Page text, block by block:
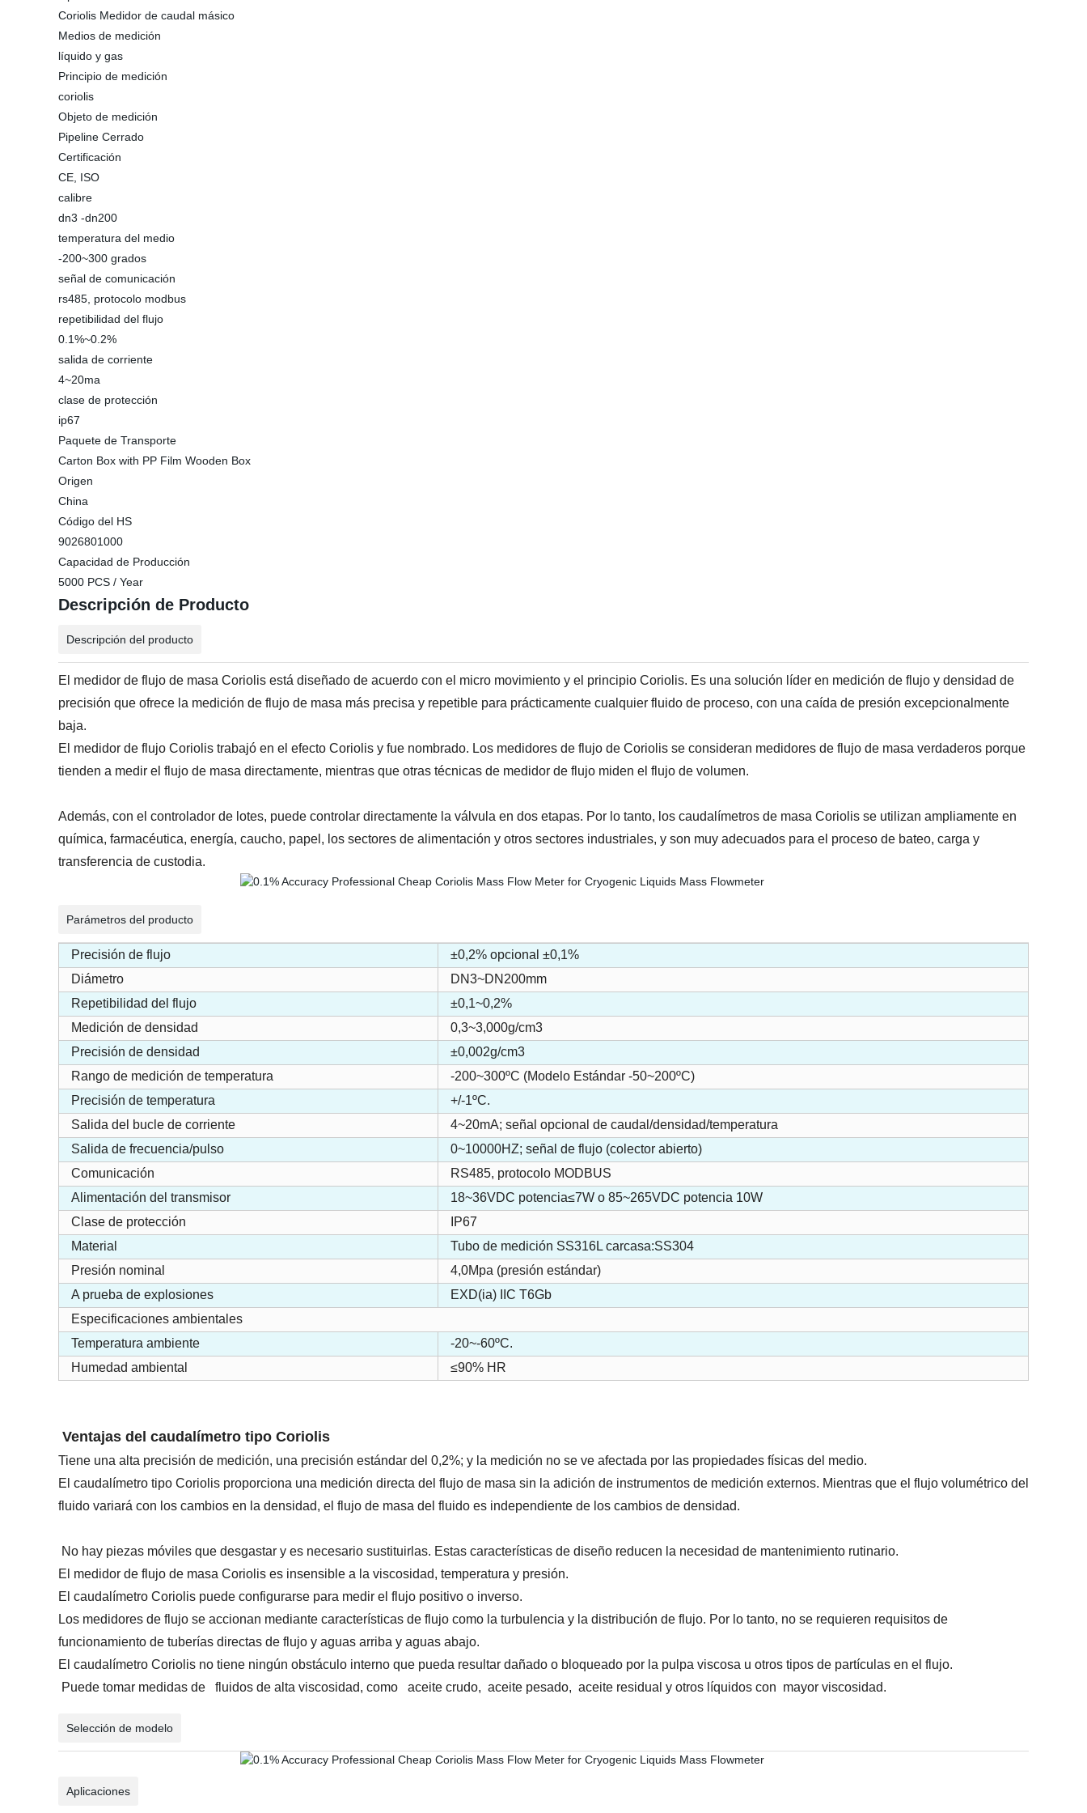
Coriolis Medidor de caudal másico
Medios de medición
líquido y gas
Principio de medición
coriolis
Objeto de medición
Pipeline Cerrado
Certificación
CE, ISO
calibre
dn3 -dn200
temperatura del medio
-200~300 grados
señal de comunicación
rs485, protocolo modbus
repetibilidad del flujo
0.1%~0.2%
salida de corriente
4~20ma
clase de protección
ip67
Paquete de Transporte
Carton Box with PP Film Wooden Box
Origen
China
Código del HS
9026801000
Capacidad de Producción
5000 PCS / Year
Descripción de Producto
Descripción del producto
El medidor de flujo de masa Coriolis está diseñado de acuerdo con el micro movimiento y el principio Coriolis. Es una solución líder en medición de flujo y densidad de
precisión que ofrece la medición de flujo de masa más precisa y repetible para prácticamente cualquier fluido de proceso, con una caída de presión excepcionalmente
baja.
El medidor de flujo Coriolis trabajó en el efecto Coriolis y fue nombrado. Los medidores de flujo de Coriolis se consideran medidores de flujo de masa verdaderos porque
tienden a medir el flujo de masa directamente, mientras que otras técnicas de medidor de flujo miden el flujo de volumen.
Además, con el controlador de lotes, puede controlar directamente la válvula en dos etapas. Por lo tanto, los caudalímetros de masa Coriolis se utilizan ampliamente en
química, farmacéutica, energía, caucho, papel, los sectores de alimentación y otros sectores industriales, y son muy adecuados para el proceso de bateo, carga y
transferencia de custodia.
Parámetros del producto
Precisión de flujo
±0,2% opcional ±0,1%
Diámetro
DN3~DN200mm
Repetibilidad del flujo
±0,1~0,2%
Medición de densidad
0,3~3,000g/cm3
Precisión de densidad
±0,002g/cm3
Rango de medición de temperatura
-200~300ºC (Modelo Estándar -50~200ºC)
Precisión de temperatura
+/-1ºC.
Salida del bucle de corriente
4~20mA; señal opcional de caudal/densidad/temperatura
Salida de frecuencia/pulso
0~10000HZ; señal de flujo (colector abierto)
Comunicación
RS485, protocolo MODBUS
Alimentación del transmisor
18~36VDC potencia≤7W o 85~265VDC potencia 10W
Clase de protección
IP67
Material
Tubo de medición SS316L carcasa:SS304
Presión nominal
4,0Mpa (presión estándar)
A prueba de explosiones
EXD(ia) IIC T6Gb
Especificaciones ambientales
Temperatura ambiente
-20~-60ºC.
Humedad ambiental
≤90% HR
Ventajas del caudalímetro tipo Coriolis
Tiene una alta precisión de medición, una precisión estándar del 0,2%; y la medición no se ve afectada por las propiedades físicas del medio.
El caudalímetro tipo Coriolis proporciona una medición directa del flujo de masa sin la adición de instrumentos de medición externos. Mientras que el flujo volumétrico del
fluido variará con los cambios en la densidad, el flujo de masa del fluido es independiente de los cambios de densidad.
No hay piezas móviles que desgastar y es necesario sustituirlas. Estas características de diseño reducen la necesidad de mantenimiento rutinario.
El medidor de flujo de masa Coriolis es insensible a la viscosidad, temperatura y presión.
El caudalímetro Coriolis puede configurarse para medir el flujo positivo o inverso.
Los medidores de flujo se accionan mediante características de flujo como la turbulencia y la distribución de flujo. Por lo tanto, no se requieren requisitos de
funcionamiento de tuberías directas de flujo y aguas arriba y aguas abajo.
El caudalímetro Coriolis no tiene ningún obstáculo interno que pueda resultar dañado o bloqueado por la pulpa viscosa u otros tipos de partículas en el flujo.
Puede tomar medidas de fluidos de alta viscosidad, como aceite crudo, aceite pesado, aceite residual y otros líquidos con mayor viscosidad.
Selección de modelo
Aplicaciones